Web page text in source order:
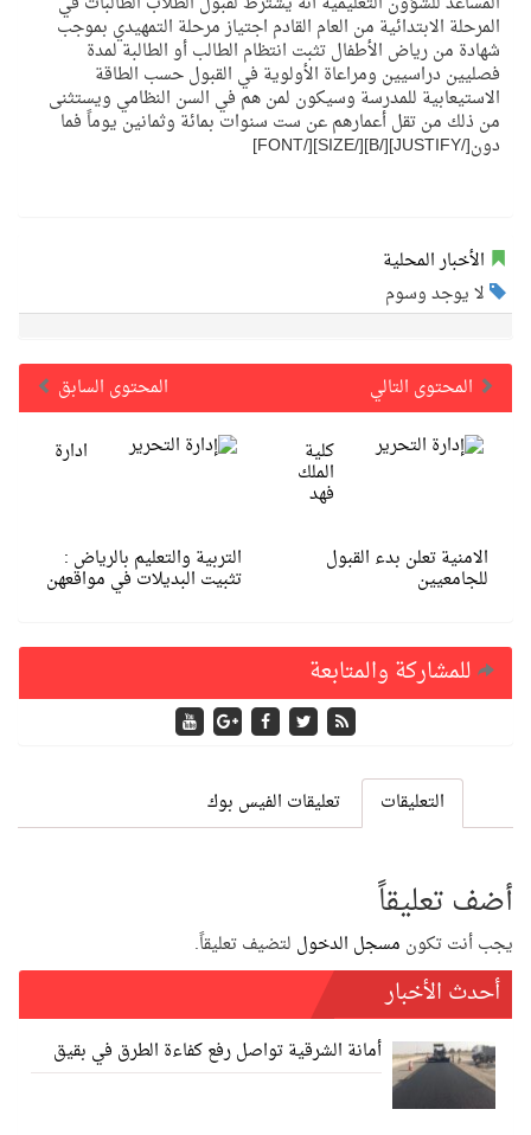
المرحلة الابتدائية من العام القادم اجتياز مرحلة التمهيدي بموجب
شهادة من رياض الأطفال تثبت انتظام الطالب أو الطالبة لمدة
فصليين دراسيين ومراعاة الأولوية في القبول حسب الطاقة
الاستيعابية للمدرسة وسيكون لمن هم في السن النظامي ويستثنى
من ذلك من تقل أعمارهم عن ست سنوات بمائة وثمانين يوماً فما
دون[/JUSTIFY][/B][/SIZE][/FONT]
الأخبار المحلية
لا يوجد وسوم
المحتوى السابق
المحتوى التالي
ادارة
التربية والتعليم بالرياض :
تثبيت البديلات في مواقعهن
كلية
الملك
فهد
الامنية تعلن بدء القبول
للجامعيين
للمشاركة والمتابعة
التعليقات تعليقات الفيس بوك
أضف تعليقاً
يجب أنت تكون مسجل الدخول لتضيف تعليقاً.
أحدث الأخبار
أمانة الشرقية تواصل رفع كفاءة الطرق في بقيق